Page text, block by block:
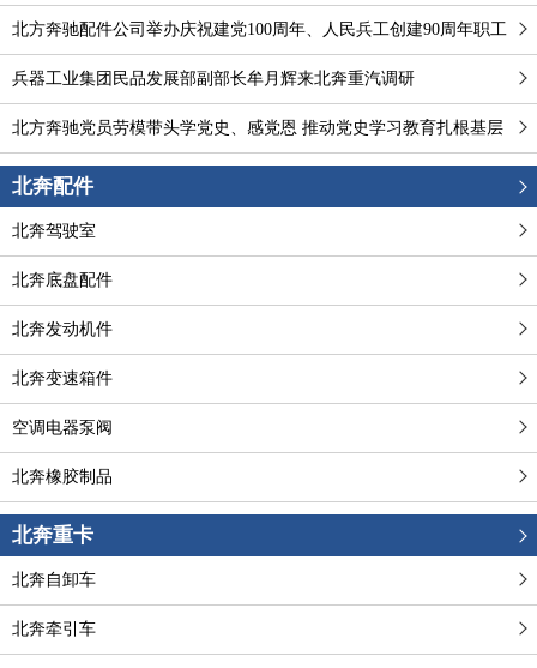
北方奔驰配件公司举办庆祝建党100周年、人民兵工创建90周年职工
健步行活动
兵器工业集团民品发展部副部长牟月辉来北奔重汽调研
北方奔驰党员劳模带头学党史、感党恩 推动党史学习教育扎根基层
北奔配件
北奔驾驶室
北奔底盘配件
北奔发动机件
北奔变速箱件
空调电器泵阀
北奔橡胶制品
北奔重卡
北奔自卸车
北奔牵引车